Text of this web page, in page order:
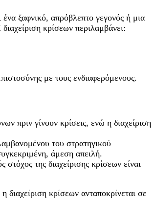
ξαφνικό, απρόβλεπτο γεγονός ή μια
κρίσεων περιλαμβάνει:
με τους ενδιαφερόμενους.
πριν γίνουν κρίσεις, ενώ η διαχείριση
του στρατηγικού
άμεση απειλή.
της διαχείρισης κρίσεων είναι
διαχείριση κρίσεων ανταποκρίνεται σε